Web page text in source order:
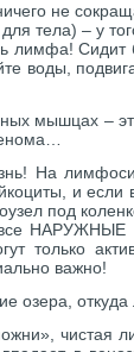
не
для тела) – у
лимфа!
воды,
мышцах –
На
и если
под
НАРУЖНЫЕ
только
важно!
озера, откуда
чистая